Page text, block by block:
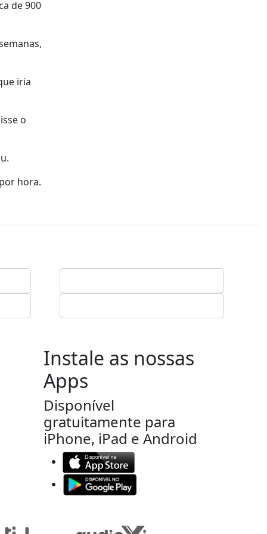
de 900
iria
o
hora.
Instale as nossas
Apps
Disponível
gratuitamente para
iPhone, iPad e Android